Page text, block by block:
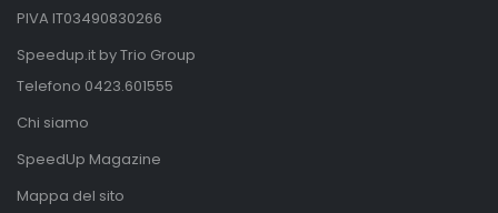
PIVA IT03490830266
Speedup.it by Trio Group
Telefono 0423.601555
Chi siamo
SpeedUp Magazine
Mappa del sito